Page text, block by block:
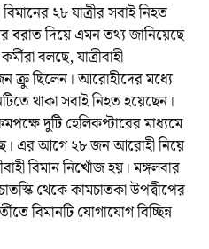
২৮ যাত্রীর সবাই নিহত
বরাত দিয়ে এমন তথ্য জানিয়েছে
বলছে, যাত্রীবাহী
ক্রু ছিলেন। আরোহীদের মধ্যে
থাকা সবাই নিহত হয়েছেন।
দুটি হেলিকপ্টারের মাধ্যমে
এর আগে ২৮ জন আরোহী নিয়ে
বিমান নিখোঁজ হয়। মঙ্গলবার
থেকে কামচাতকা উপদ্বীপের
বিমানটি যোগাযোগ বিচ্ছিন্ন